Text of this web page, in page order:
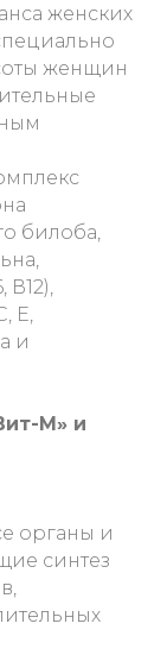
женских
женщин
билоба,
Е,
и
М» и
органы и
синтез